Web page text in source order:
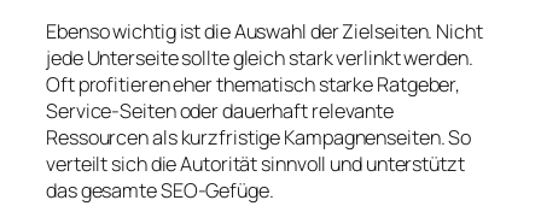
Ebenso wichtig ist die Auswahl der Zielseiten. Nicht
jede Unterseite sollte gleich stark verlinkt werden.
Oft profitieren eher thematisch starke Ratgeber,
Service-Seiten oder dauerhaft relevante
Ressourcen als kurzfristige Kampagnenseiten. So
verteilt sich die Autorität sinnvoll und unterstützt
das gesamte SEO-Gefüge.